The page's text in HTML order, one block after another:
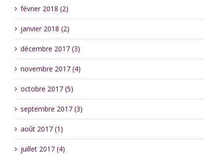
février 2018 (2)
janvier 2018 (2)
décembre 2017 (3)
novembre 2017 (4)
octobre 2017 (5)
septembre 2017 (3)
août 2017 (1)
juillet 2017 (4)